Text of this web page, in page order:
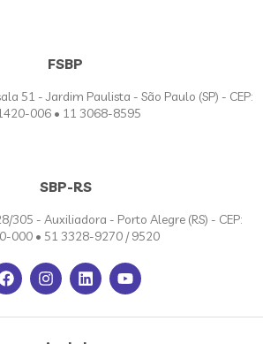
FSBP
51 - Jardim Paulista - São Paulo (SP) - CEP:
006 • 11 3068-8595
SBP-RS
305 - Auxiliadora - Porto Alegre (RS) - CEP:
000 • 51 3328-9270 / 9520